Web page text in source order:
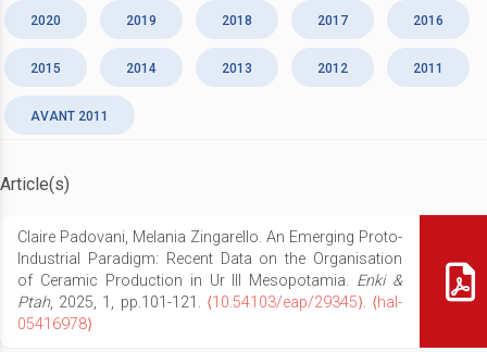
2020 2019 2018 2017 2016
2015 2014 2013 2012 2011
AVANT 2011
Article(s)
Claire Padovani, Melania Zingarello. An Emerging Proto-
Industrial Paradigm: Recent Data on the Organisation
of Ceramic Production in Ur III Mesopotamia. Enki &
Ptah, 2025, 1, pp.101-121. ⟨10.54103/eap/29345⟩. ⟨hal-
05416978⟩